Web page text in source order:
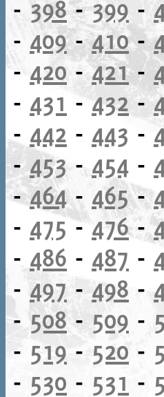
- 398-399 -
- 409-410-
- 420 -421-
- 431 -432 -
- 442 - 443 -
-453- 454 -
-464- 465-
- 475-476-
- 486 - 487 -
- 497 -498 -
-508- 509 -
- 519 - 520 -
- 530 - 531 -